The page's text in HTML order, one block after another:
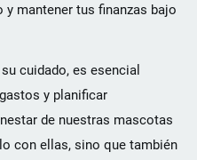
mantener tus finanzas bajo
cuidado, es esencial
y planificar
de nuestras mascotas
con ellas, sino que también